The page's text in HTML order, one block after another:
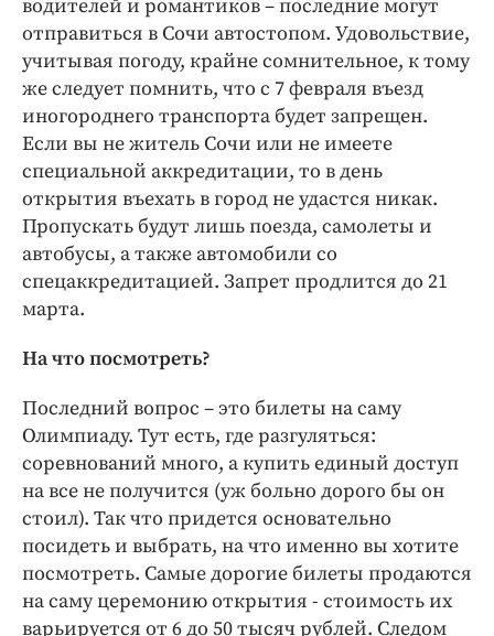
водителей и романтиков – последние могут
отправиться в Сочи автостопом. Удовольствие,
учитывая погоду, крайне сомнительное, к тому
же следует помнить, что с 7 февраля въезд
иногороднего транспорта будет запрещен.
Если вы не житель Сочи или не имеете
специальной аккредитации, то в день
открытия въехать в город не удастся никак.
Пропускать будут лишь поезда, самолеты и
автобусы, а также автомобили со
спецаккредитацией. Запрет продлится до 21
марта.
На что посмотреть?
Последний вопрос – это билеты на саму
Олимпиаду. Тут есть, где разгуляться:
соревнований много, а купить единый доступ
на все не получится (уж больно дорого бы он
стоил). Так что придется основательно
посидеть и выбрать, на что именно вы хотите
посмотреть. Самые дорогие билеты продаются
на саму церемонию открытия - стоимость их
варьируется от 6 до 50 тысяч рублей. Следом